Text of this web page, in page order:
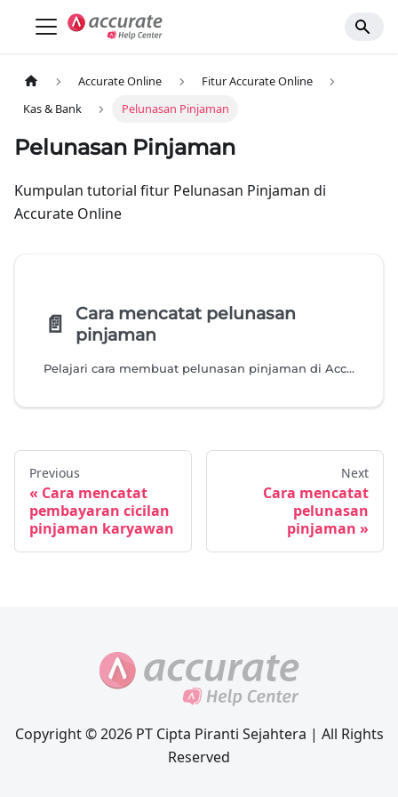
Accurate Online
Fitur Accurate Online
Kas & Bank
Pelunasan Pinjaman
Pelunasan Pinjaman
Kumpulan tutorial fitur Pelunasan Pinjaman di
Accurate Online
📄️
Cara mencatat pelunasan
pinjaman
Pelajari cara membuat pelunasan pinjaman di Accurate Online agar saldo pinjaman berkurang otomatis dan laporan keuangan tetap akurat.
Previous
Cara mencatat
pembayaran cicilan
pinjaman karyawan
Next
Cara mencatat
pelunasan
pinjaman
Copyright © 2026 PT Cipta Piranti Sejahtera | All Rights
Reserved